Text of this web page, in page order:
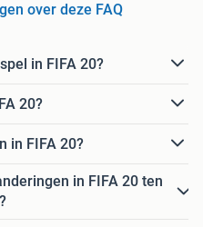
over deze FAQ
in FIFA 20?
20?
in FIFA 20?
in FIFA 20 ten